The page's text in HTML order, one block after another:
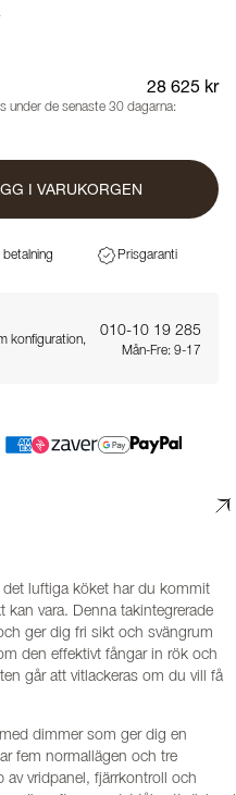
28 625 kr
under de senaste 30 dagarna:
I VARUKORGEN
betalning Prisgaranti
konfiguration,
010-10 19 285
Mån-Fre: 9-17
luftiga köket har du kommit
kan vara. Denna takintegrerade
ger dig fri sikt och svängrum
den effektivt fångar in rök och
går att vitlackeras om du vill få
dimmer som ger dig en
fem normallägen och tre
av vridpanel, fjärrkontroll och